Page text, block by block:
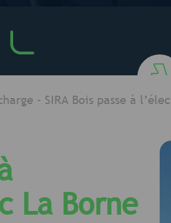
- SIRA Bois passe à
La Borne